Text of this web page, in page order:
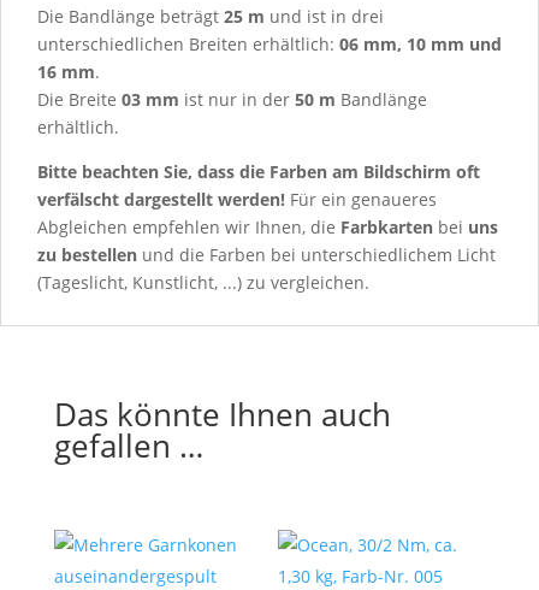
Die Bandlänge beträgt 25 m und ist in drei
unterschiedlichen Breiten erhältlich: 06 mm, 10 mm und
16 mm.
Die Breite 03 mm ist nur in der 50 m Bandlänge
erhältlich.
Bitte beachten Sie, dass die Farben am Bildschirm oft
verfälscht dargestellt werden! Für ein genaueres
Abgleichen empfehlen wir Ihnen, die Farbkarten bei uns
zu bestellen und die Farben bei unterschiedlichem Licht
(Tageslicht, Kunstlicht, ...) zu vergleichen.
Das könnte Ihnen auch
gefallen …